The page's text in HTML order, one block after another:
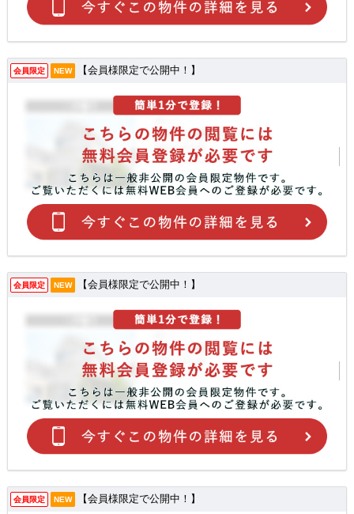
会員限定 NEW 【会員様限定で公開中！】
会員限定 NEW 【会員様限定で公開中！】
会員限定 NEW 【会員様限定で公開中！】